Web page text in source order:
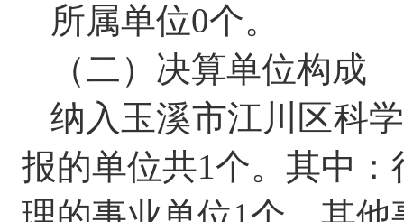
所属单位0个。
（二）决算单位构成
纳入玉溪市江川区科
报的单位共1个。其中：